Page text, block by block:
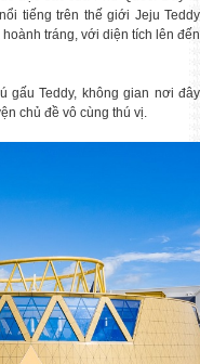
TẠI GOLDEN FLIGHT
HOA ANH ĐÀO&
BAY VN
VJ TẾT NG
tiếng trên thế giới Jeju Teddy
tráng, với diện tích lên đến
gấu Teddy, không gian nơi đây
chủ đề vô cùng thú vị.